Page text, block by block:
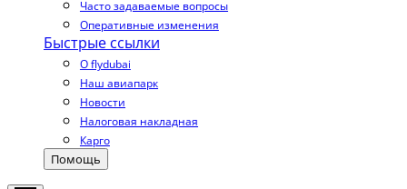
Часто задаваемые вопросы
Оперативные изменения
Быстрые ссылки
О flydubai
Наш авиапарк
Новости
Налоговая накладная
Карго
Помощь